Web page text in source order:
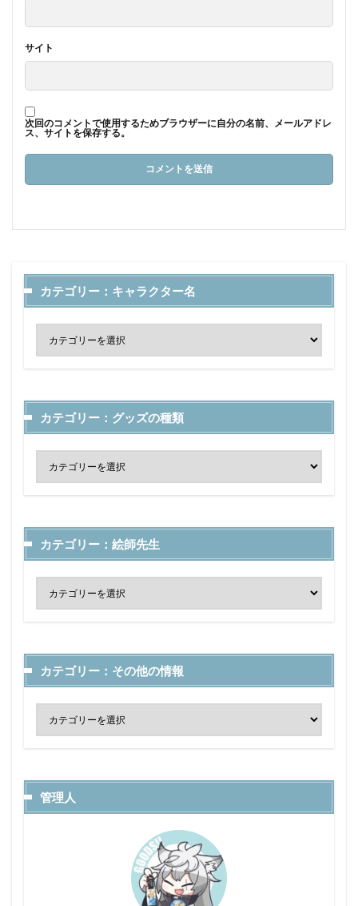
サイト
次回のコメントで使用するためブラウザーに自分の名前、メールアドレ
ス、サイトを保存する。
カテゴリー：キャラクター名
カテゴリー：グッズの種類
カテゴリー：絵師先生
カテゴリー：その他の情報
管理人